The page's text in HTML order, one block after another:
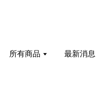
所有商品 最新消息